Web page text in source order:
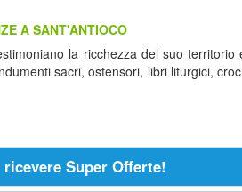
A SANT'ANTIOCO
la ricchezza del suo
sacri, ostensori, libri liturgici,
Super Offerte!